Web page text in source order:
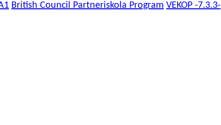
British Council Partneriskola Program VEKOP -7.3.3-